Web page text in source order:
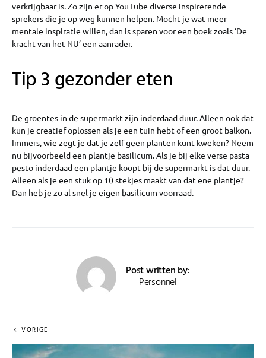
verkrijgbaar is. Zo zijn er op YouTube diverse inspirerende
sprekers die je op weg kunnen helpen. Mocht je wat meer
mentale inspiratie willen, dan is sparen voor een boek zoals ‘De
kracht van het NU’ een aanrader.
Tip 3 gezonder eten
De groentes in de supermarkt zijn inderdaad duur. Alleen ook dat
kun je creatief oplossen als je een tuin hebt of een groot balkon.
Immers, wie zegt je dat je zelf geen planten kunt kweken? Neem
nu bijvoorbeeld een plantje basilicum. Als je bij elke verse pasta
pesto inderdaad een plantje koopt bij de supermarkt is dat duur.
Alleen als je een stuk op 10 stekjes maakt van dat ene plantje?
Dan heb je zo al snel je eigen basilicum voorraad.
Post written by:
Personnel
VORIGE